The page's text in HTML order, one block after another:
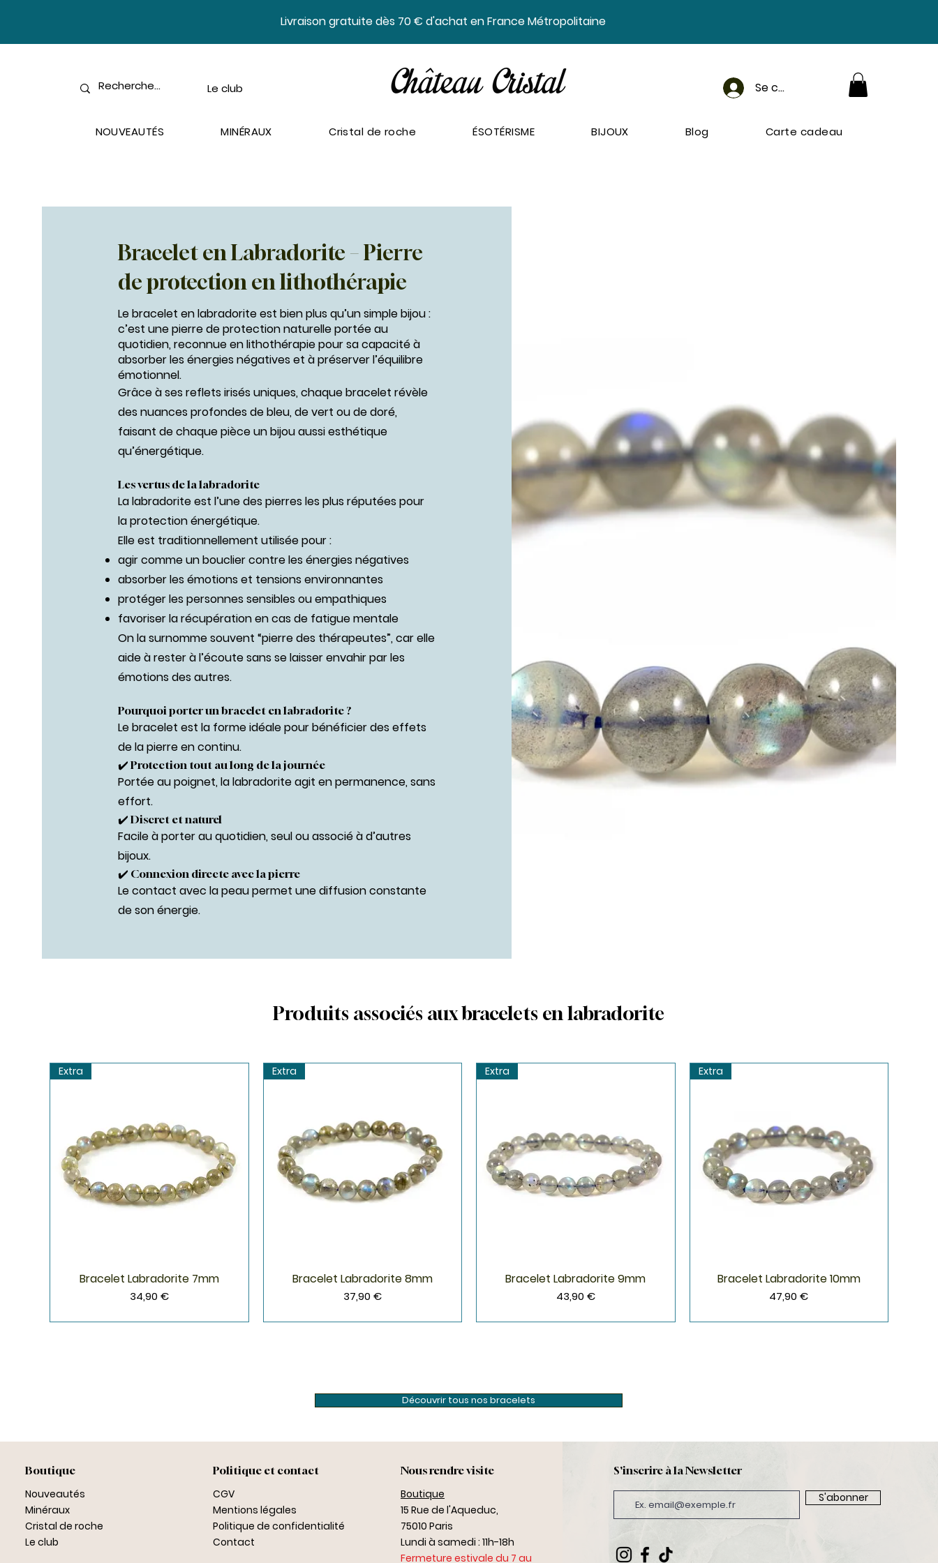
​Livraison gratuite dès 70 € d'achat en France Métropolitaine
Le club Se connecter
NOUVEAUTÉS MINÉRAUX Cristal de roche ÉSOTÉRISME BIJOUX Blog Carte cadeau
Bracelet en Labradorite – Pierre
de protection en lithothérapie
Le bracelet en labradorite est bien plus qu’un simple bijou :
c’est une pierre de protection naturelle portée au
quotidien, reconnue en lithothérapie pour sa capacité à
absorber les énergies négatives et à préserver l’équilibre
émotionnel.
Grâce à ses reflets irisés uniques, chaque bracelet révèle
des nuances profondes de bleu, de vert ou de doré,
faisant de chaque pièce un bijou aussi esthétique
qu’énergétique.
Les vertus de la labradorite
La labradorite est l’une des pierres les plus réputées pour
la protection énergétique.
Elle est traditionnellement utilisée pour :
agir comme un bouclier contre les énergies négatives
absorber les émotions et tensions environnantes
protéger les personnes sensibles ou empathiques
favoriser la récupération en cas de fatigue mentale
On la surnomme souvent “pierre des thérapeutes”, car elle
aide à rester à l’écoute sans se laisser envahir par les
émotions des autres.
Pourquoi porter un bracelet en labradorite ?
Le bracelet est la forme idéale pour bénéficier des effets
de la pierre en continu.
✔️ Protection tout au long de la journée
Portée au poignet, la labradorite agit en permanence, sans
effort.
✔️ Discret et naturel
Facile à porter au quotidien, seul ou associé à d’autres
bijoux.
✔️ Connexion directe avec la pierre
Le contact avec la peau permet une diffusion constante
de son énergie.
Produits associés aux bracelets en labradorite
Aperçu rapide
Extra
Bracelet Labradorite 7mm
Prix
34,90 €
Aperçu rapide
Extra
Bracelet Labradorite 8mm
Prix
37,90 €
Aperçu rapide
Extra
Bracelet Labradorite 9mm
Prix
43,90 €
Aperçu rapide
Extra
Bracelet Labradorite 10mm
Prix
47,90 €
Découvrir tous nos bracelets
Boutique
Nouveautés
Minéraux
Cristal de roche
Le club
Politique et contact
CGV
Mentions légales
Politique de confidentialité
Contact
Nous rendre visite
Boutique
15 Rue de l'Aqueduc,
75010 Paris
Lundi à samedi : 11h-18h
Fermeture estivale du 7 au
S'inscrire à la Newsletter
S'abonner